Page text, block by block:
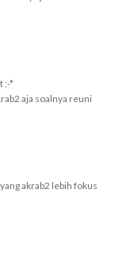
;-*
aja soalnya reuni
akrab2 lebih fokus